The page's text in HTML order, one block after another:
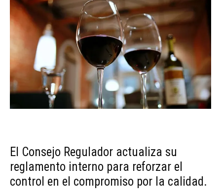
El Consejo Regulador actualiza su
reglamento interno para reforzar el
control en el compromiso por la calidad.